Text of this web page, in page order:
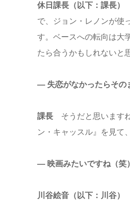
休日課長（以下：課長）
で、ジョン・レノンが使
す。ベースへの転向は大
たら合うかもしれないと
― 失恋がなかったらその
課長 そうだと思います
ン・キャッスル』を見て
― 映画みたいですね（笑
川谷絵音（以下：川谷）